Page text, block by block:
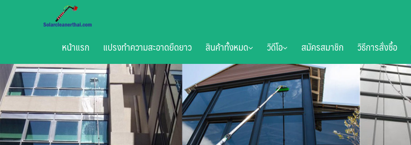
หน้าแรก แปรงทำความสะอาดยืดยาว สินค้าทั้งหมด วิดีโอ สมัครสมาชิก วิธีการสั่งซื้อ